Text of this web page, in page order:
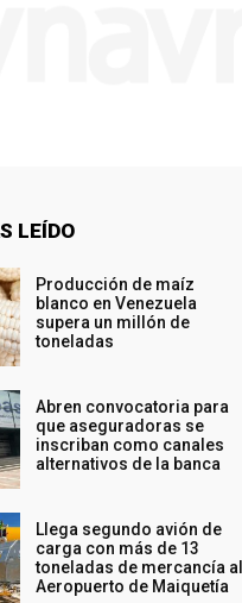
LEÍDO
Producción de maíz
blanco en Venezuela
supera un millón de
toneladas
Abren convocatoria para
que aseguradoras se
inscriban como canales
alternativos de la banca
Llega segundo avión de
carga con más de 13
toneladas de mercancía al
Aeropuerto de Maiquetía